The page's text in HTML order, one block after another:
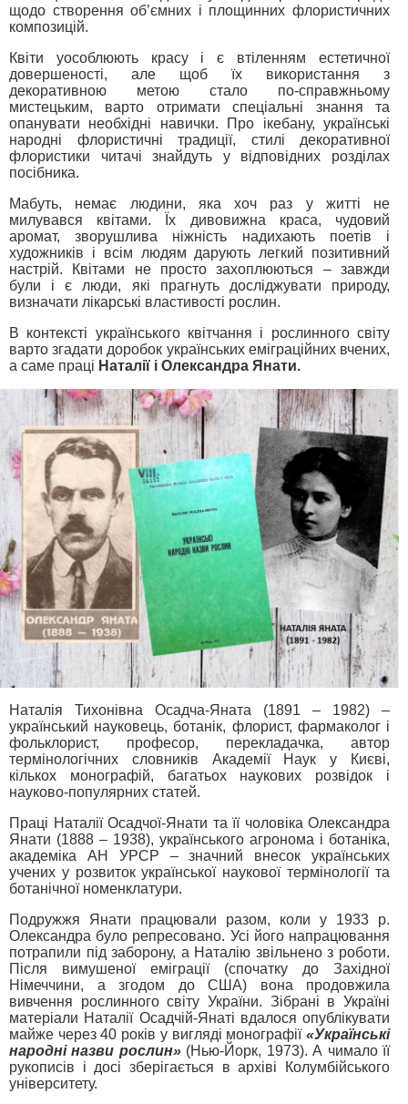
щодо створення об’ємних і площинних флористичних
композицій.
Квіти уособлюють красу і є втіленням естетичної
довершеності, але щоб їх використання з
декоративною метою стало по-справжньому
мистецьким, варто отримати спеціальні знання та
опанувати необхідні навички. Про ікебану, українські
народні флористичні традиції, стилі декоративної
флористики читачі знайдуть у відповідних розділах
посібника.
Мабуть, немає людини, яка хоч раз у житті не
милувався квітами. Їх дивовижна краса, чудовий
аромат, зворушлива ніжність надихають поетів і
художників і всім людям дарують легкий позитивний
настрій. Квітами не просто захоплюються – завжди
були і є люди, які прагнуть досліджувати природу,
визначати лікарські властивості рослин.
В контексті українського квітчання і рослинного світу
варто згадати доробок українських еміграційних вчених,
а саме праці Наталії і Олександра Янати.
Наталія Тихонівна Осадча-Яната (1891 – 1982) –
український науковець, ботанік, флорист, фармаколог і
фольклорист, професор, перекладачка, автор
термінологічних словників Академії Наук у Києві,
кількох монографій, багатьох наукових розвідок і
науково-популярних статей.
Праці Наталії Осадчої-Янати та її чоловіка Олександра
Янати (1888 – 1938), українського агронома і ботаніка,
академіка АН УРСР – значний внесок українських
учених у розвиток української наукової термінології та
ботанічної номенклатури.
Подружжя Янати працювали разом, коли у 1933 р.
Олександра було репресовано. Усі його напрацювання
потрапили під заборону, а Наталію звільнено з роботи.
Після вимушеної еміграції (спочатку до Західної
Німеччини, а згодом до США) вона продовжила
вивчення рослинного світу України. Зібрані в Україні
матеріали Наталії Осадчій-Янаті вдалося опублікувати
майже через 40 років у вигляді монографії «Українські
народні назви рослин» (Нью-Йорк, 1973). А чимало її
рукописів і досі зберігається в архіві Колумбійського
університету.